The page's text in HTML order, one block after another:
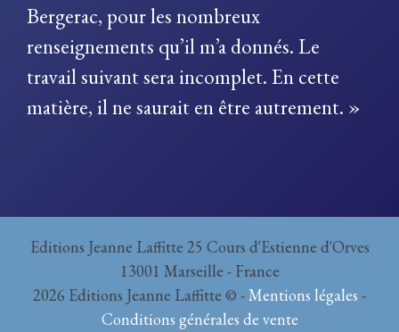
Bergerac, pour les nombreux
renseignements qu’il m’a donnés. Le
travail suivant sera incomplet. En cette
matière, il ne saurait en être autrement. »
Editions Jeanne Laffitte 25 Cours d'Estienne d'Orves
13001 Marseille - France
2026 Editions Jeanne Laffitte © -Mentions légales -
Conditions générales de vente